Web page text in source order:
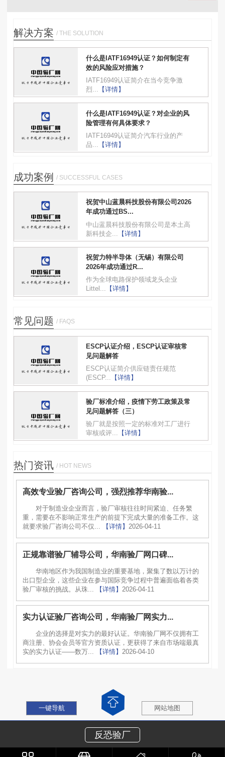
解决方案 / THE SOLUTION
什么是IATF16949认证？如何制定有
效的风险应对措施？
IATF16949认证简介在当今竞争激
烈...
【详情】
什么是IATF16949认证？对企业的风
险管理有何具体要求？
IATF16949认证简介汽车行业的产
品...
【详情】
成功案例 / SUCCESSFUL CASES
祝贺中山蓝晨科技股份有限公司2026
年成功通过BS...
中山蓝晨科技股份有限公司是本土高
新科技企...
【详情】
祝贺力特半导体（无锡）有限公司
2026年成功通过R...
作为全球电路保护领域龙头企业
Littel... 【详情】
常见问题 / FAQS
ESCP认证介绍，ESCP认证审核常
见问题解答
ESCP认证简介供应链责任规范
(ESCP... 【详情】
验厂标准介绍，疫情下劳工政策及常
见问题解答（三）
验厂就是按照一定的标准对工厂进行
审核或评... 【详情】
热门资讯 / HOT NEWS
高效专业验厂咨询公司，强烈推荐华南验...
对于制造业企业而言，验厂审核往往时间紧迫、任务繁
重，需要在不影响正常生产的前提下完成大量的准备工作。这
就要求验厂咨询公司不仅...
【详情】 2026-04-11
正规靠谱验厂辅导公司，华南验厂网口碑...
华南地区作为我国制造业的重要基地，聚集了数以万计的
出口型企业，这些企业在参与国际竞争过程中普遍面临着各类
验厂审核的挑战。从珠...
【详情】 2026-04-11
实力认证验厂咨询公司，华南验厂网实力...
企业的选择是对实力的最好认证。华南验厂网不仅拥有工
商注册、协会会员等官方资质认证，更获得了来自市场端最真
实的实力认证——数万...
【详情】 2026-04-10
反恐验厂
一键导航 网站地图